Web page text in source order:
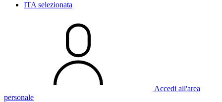
ITA selezionata
Accedi all'area
personale